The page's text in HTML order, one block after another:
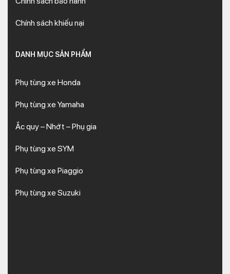
Chính sách khiếu nại
DANH MỤC SẢN PHẨM
Phụ tùng xe Honda
Phụ tùng xe Yamaha
Ắc quy – Nhớt – Phụ gia
Phụ tùng xe SYM
Phụ tùng xe Piaggio
Phụ tùng xe Suzuki